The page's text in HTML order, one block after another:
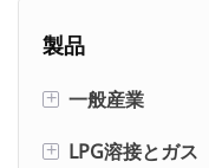
製品
+
一般産業
ゴム製エアホース
+
LPG溶接とガス